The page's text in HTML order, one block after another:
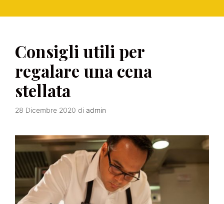
Consigli utili per
regalare una cena
stellata
28 Dicembre 2020 di admin